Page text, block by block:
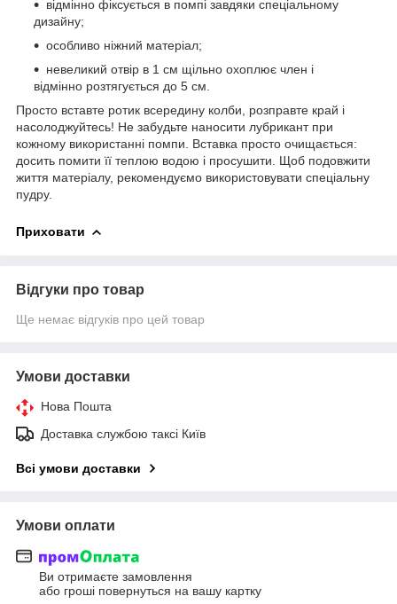
відмінно фіксується в помпі завдяки спеціальному
дизайну;
особливо ніжний матеріал;
невеликий отвір в 1 см щільно охоплює член і
відмінно розтягується до 5 см.
Просто вставте ротик всередину колби, розправте край і
насолоджуйтесь! Не забудьте наносити лубрикант при
кожному використанні помпи. Вставка просто очищається:
досить помити її теплою водою і просушити. Щоб подовжити
життя матеріалу, рекомендуємо використовувати спеціальну
пудру.
Приховати
Відгуки про товар
Ще немає відгуків про цей товар
Умови доставки
Нова Пошта
Доставка службою таксі Київ
Всі умови доставки
Умови оплати
Ви отримаєте замовлення
або гроші повернуться на вашу картку